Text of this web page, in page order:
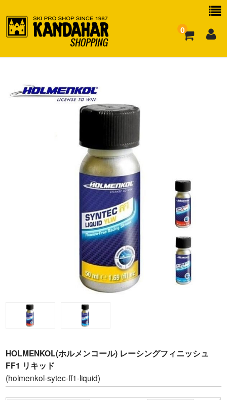
0
よくある質問
HOLMENKOL(ホルメンコール) レーシングフィニッシュ
FF1 リキッド
(holmenkol-sytec-ff1-liquid)